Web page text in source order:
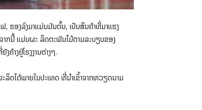
ຮອງລົງມາແມ່ນມັນຕົ້ນ, ເປັນສິນຄ້າທີ່ມາແຮງ
ກນີ້ ແມ່ນຜະ ລິດຕະພັນໄມ້ຕາມລະບຽບຂອງ
າງຢູ່ໂຮງງານຕ່າງໆ.
ດໄດ້ພາຍໃນປະເທດ ທີ່ນໍາເຂົ້າຈາກຫວຽດນາມ